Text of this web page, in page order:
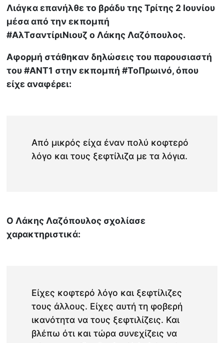
Λιάγκα επανήλθε το βράδυ της Τρίτης 2 Ιουνίου
μέσα από την εκπομπή
#ΑλΤσαντίριΝιουζ ο Λάκης Λαζόπουλος.
Αφορμή στάθηκαν δηλώσεις του παρουσιαστή
του #ΑΝΤ1 στην εκπομπή #ΤοΠρωινό, όπου
είχε αναφέρει:
Από μικρός είχα έναν πολύ κοφτερό
λόγο και τους ξεφτίλιζα με τα λόγια.
Ο Λάκης Λαζόπουλος σχολίασε
χαρακτηριστικά:
Είχες κοφτερό λόγο και ξεφτίλιζες
τους άλλους. Είχες αυτή τη φοβερή
ικανότητα να τους ξεφτιλίζεις. Και
βλέπω ότι και τώρα συνεχίζεις να